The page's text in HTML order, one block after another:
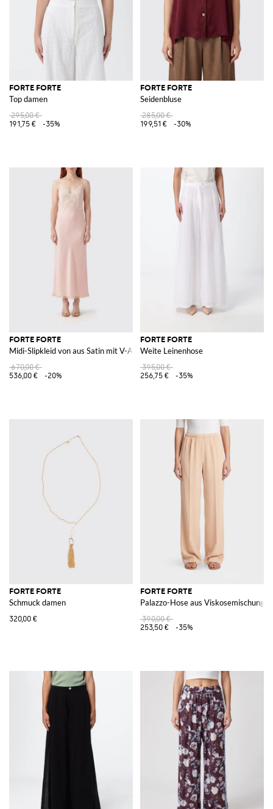
FORTE FORTE
Top damen
295,00 €
191,75 €
-35%
FORTE FORTE
Seidenbluse
285,00 €
199,51 €
-30%
FORTE FORTE
Midi-Slipkleid von aus Satin mit V-Ausschnitt und Spitzeneinsätzen
670,00 €
536,00 €
-20%
FORTE FORTE
Weite Leinenhose
395,00 €
256,75 €
-35%
FORTE FORTE
Schmuck damen
320,00 €
FORTE FORTE
Palazzo-Hose aus Viskosemischung
390,00 €
253,50 €
-35%